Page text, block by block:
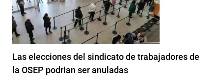
Las elecciones del sindicato de trabajadores de
la OSEP podrian ser anuladas